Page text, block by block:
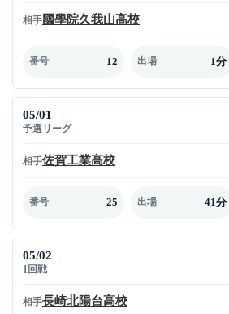
相手國學院久我山高校
番号 12 出場 1分
05/01
予選リーグ
相手佐賀工業高校
番号 25 出場 41分
05/02
1回戦
相手長崎北陽台高校